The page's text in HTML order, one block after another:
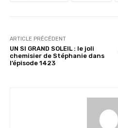
ARTICLE PRÉCÉDENT
UN SI GRAND SOLEIL : le joli
chemisier de Stéphanie dans
l’épisode 1423